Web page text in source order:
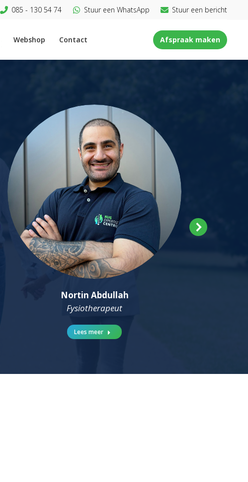
085 - 130 54 74 Stuur een WhatsApp Stuur een bericht
Webshop Contact Afspraak maken
Nortin Abdullah
Fysiotherapeut
Lees meer